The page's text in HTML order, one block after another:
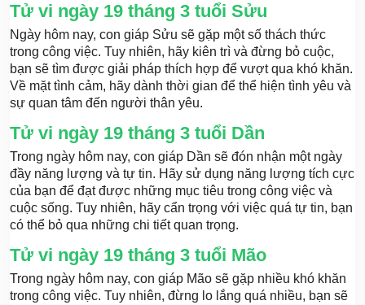
Tử vi ngày 19 tháng 3 tuổi Sửu
Ngày hôm nay, con giáp Sửu sẽ gặp một số thách thức
trong công việc. Tuy nhiên, hãy kiên trì và đừng bỏ cuộc,
bạn sẽ tìm được giải pháp thích hợp để vượt qua khó khăn.
Về mặt tình cảm, hãy dành thời gian để thể hiện tình yêu và
sự quan tâm đến người thân yêu.
Tử vi ngày 19 tháng 3 tuổi Dần
Trong ngày hôm nay, con giáp Dần sẽ đón nhận một ngày
đầy năng lượng và tự tin. Hãy sử dụng năng lượng tích cực
của bạn để đạt được những mục tiêu trong công việc và
cuộc sống. Tuy nhiên, hãy cẩn trọng với việc quá tự tin, bạn
có thể bỏ qua những chi tiết quan trọng.
Tử vi ngày 19 tháng 3 tuổi Mão
Trong ngày hôm nay, con giáp Mão sẽ gặp nhiều khó khăn
trong công việc. Tuy nhiên, đừng lo lắng quá nhiều, bạn sẽ